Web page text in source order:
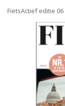
FietsActief editie